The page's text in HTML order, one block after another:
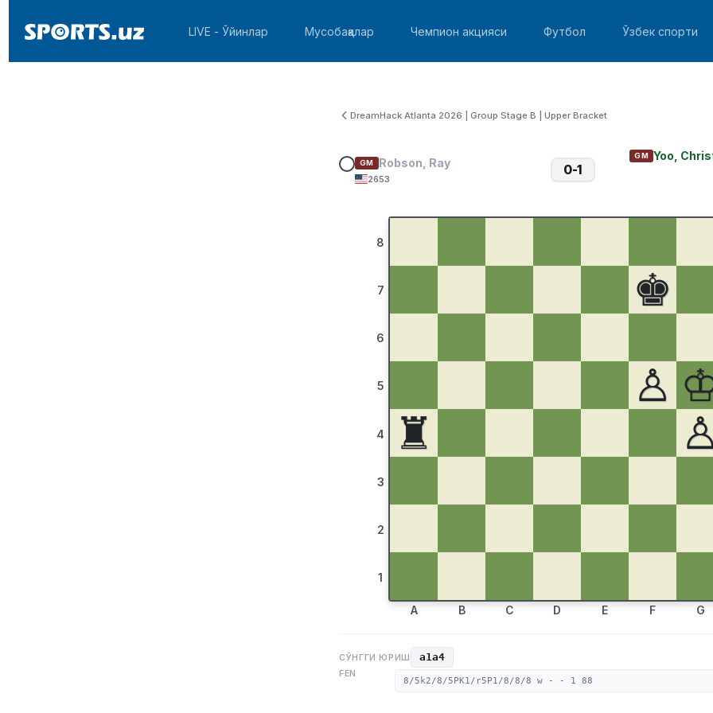
LIVE - Ўйинлар Мусобақалар Чемпион акцияси Футбол Ўзбек спорти
DreamHack Atlanta 2026 | Group Stage B | Upper Bracket
GM Robson, Ray
2653
0-1
GM Yoo,
8
7
6
5
4
3
2
1
♚
♙
♜
A B C D E F G
СЎНГГИ ЮРИШ a1a4
FEN
8/5k2/8/5PK1/r5P1/8/8/8 w - - 1 88